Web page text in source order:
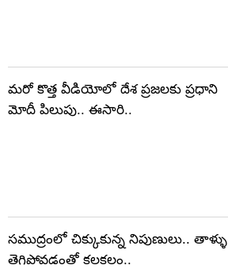
మరో కొత్త వీడియోలో దేశ ప్రజలకు ప్రధాని
మోదీ పిలుపు.. ఈసారి..
సముద్రంలో చిక్కుకున్న నిపుణులు.. తాళ్ళు
తెగిపోవడంతో కలకలం..